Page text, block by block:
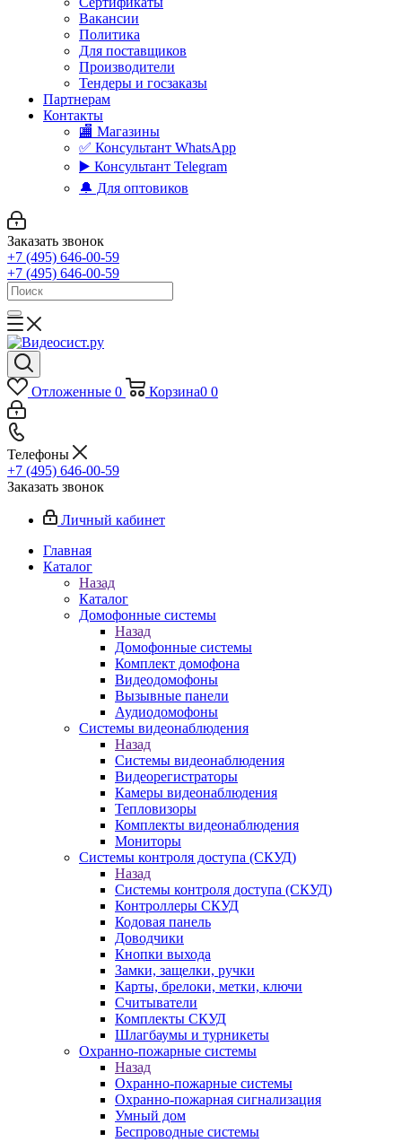
Вакансии
Политика
Для поставщиков
Производители
Тендеры и госзаказы
Партнерам
Контакты
🏬 Магазины
✅️ Консультант WhatsApp
▶️ Консультант Telegram
🔔 Для оптовиков
Заказать звонок
+7 (495) 646-00-59
+7 (495) 646-00-59
Отложенные 0 Корзина0 0
Телефоны
+7 (495) 646-00-59
Заказать звонок
Личный кабинет
Главная
Каталог
Назад
Каталог
Домофонные системы
Назад
Домофонные системы
Комплект домофона
Видеодомофоны
Вызывные панели
Аудиодомофоны
Системы видеонаблюдения
Назад
Системы видеонаблюдения
Видеорегистраторы
Камеры видеонаблюдения
Тепловизоры
Комплекты видеонаблюдения
Мониторы
Системы контроля доступа (СКУД)
Назад
Системы контроля доступа (СКУД)
Контроллеры СКУД
Кодовая панель
Доводчики
Кнопки выхода
Замки, защелки, ручки
Карты, брелоки, метки, ключи
Считыватели
Комплекты СКУД
Шлагбаумы и турникеты
Охранно-пожарные системы
Назад
Охранно-пожарные системы
Охранно-пожарная сигнализация
Умный дом
Беспроводные системы